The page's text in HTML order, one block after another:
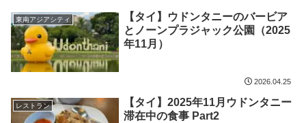
東南アジアシティ
【タイ】ウドンタニーのバービア
とノーンプラジャック公園（2025
年11月）
2026.04.25
レストラン
【タイ】2025年11月ウドンタニー
滞在中の食事 Part2